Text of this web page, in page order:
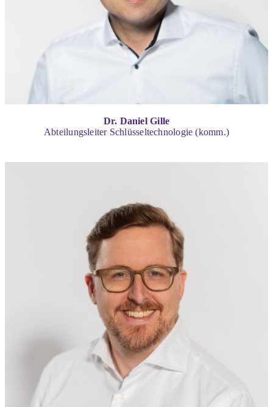
Dr. Daniel Gille
Abteilungsleiter Schlüsseltechnologie (komm.)